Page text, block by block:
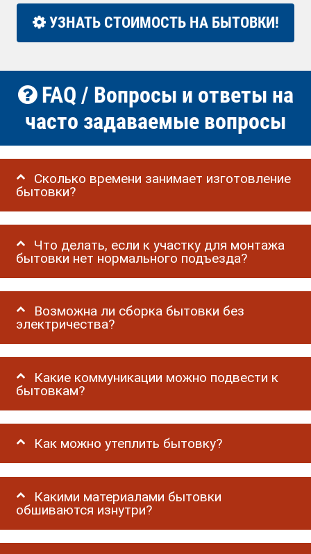
УЗНАТЬ СТОИМОСТЬ НА БЫТОВКИ!
FAQ / Вопросы и ответы на
часто задаваемые вопросы
Сколько времени занимает изготовление
бытовки?
Что делать, если к участку для монтажа
бытовки нет нормального подъезда?
Возможна ли сборка бытовки без
электричества?
Какие коммуникации можно подвести к
бытовкам?
Как можно утеплить бытовку?
Какими материалами бытовки
обшиваются изнутри?